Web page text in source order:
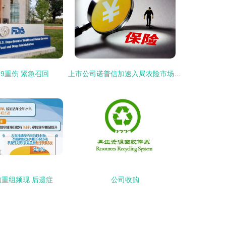
重伤 紧急召回
组频现 后遗症 公司收购